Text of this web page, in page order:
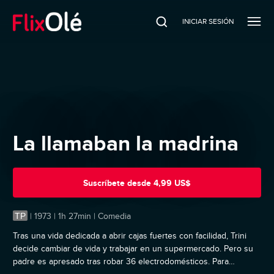
INICIAR SESIÓN
La llamaban la madrina
Suscríbete desde 4,99 US$
TP | 1973 | 1h 27min | Comedia
Tras una vida dedicada a abrir cajas fuertes con facilidad, Trini
decide cambiar de vida y trabajar en un supermercado. Pero su
padre es apresado tras robar 36 electrodomésticos. Para